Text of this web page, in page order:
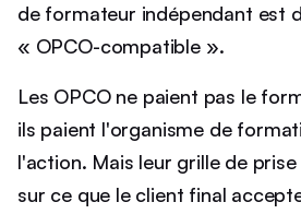
de formateur indépendant est
« OPCO-compatible ».
Les OPCO ne paient pas le
ils paient l'organisme de
l'action. Mais leur grille de
sur ce que le client final